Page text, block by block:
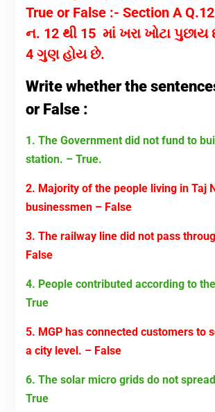
True or False :- Section A Q.12
ન. 12 થી 15 માં ખરા ખોટા
4 ગુણ હોય છે.
Write whether the
or False :
1. The Government did not fund to
station. – True.
2. Majority of the people living in Taj
businessmen – False
3. The railway line did not pass
False
4. People contributed according to
True
5. MGP has connected customers to
a city level. – False
6. The solar micro grids do not
True